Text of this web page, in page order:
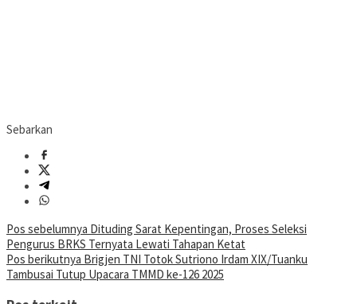
Sebarkan
Navigasi
pos
Pos sebelumnya Dituding Sarat Kepentingan, Proses Seleksi
Pengurus BRKS Ternyata Lewati Tahapan Ketat
Pos berikutnya Brigjen TNI Totok Sutriono Irdam XIX/Tuanku
Tambusai Tutup Upacara TMMD ke-126 2025